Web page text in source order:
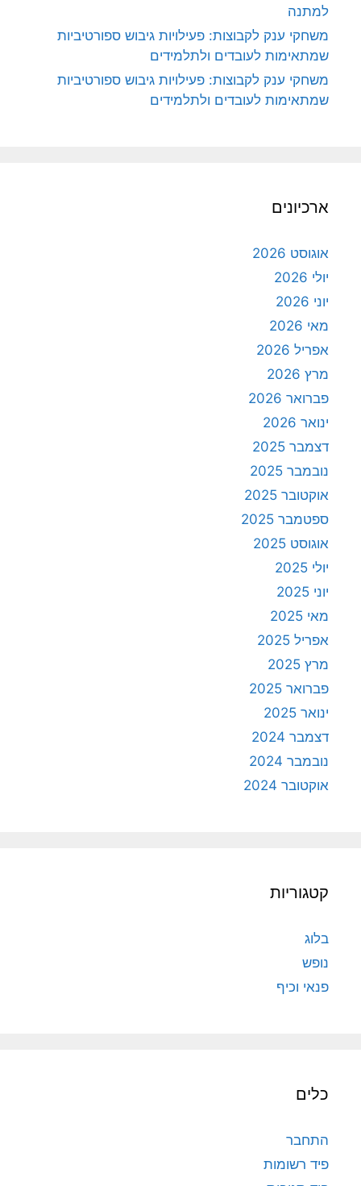
למתנה
משחקי ענק לקבוצות: פעילויות גיבוש ספורטיביות
שמתאימות לעובדים ולתלמידים
משחקי ענק לקבוצות: פעילויות גיבוש ספורטיביות
שמתאימות לעובדים ולתלמידים
ארכיונים
אוגוסט 2026
יולי 2026
יוני 2026
מאי 2026
אפריל 2026
מרץ 2026
פברואר 2026
ינואר 2026
דצמבר 2025
נובמבר 2025
אוקטובר 2025
ספטמבר 2025
אוגוסט 2025
יולי 2025
יוני 2025
מאי 2025
אפריל 2025
מרץ 2025
פברואר 2025
ינואר 2025
דצמבר 2024
נובמבר 2024
אוקטובר 2024
קטגוריות
בלוג
נופש
פנאי וכיף
כלים
התחבר
פיד רשומות